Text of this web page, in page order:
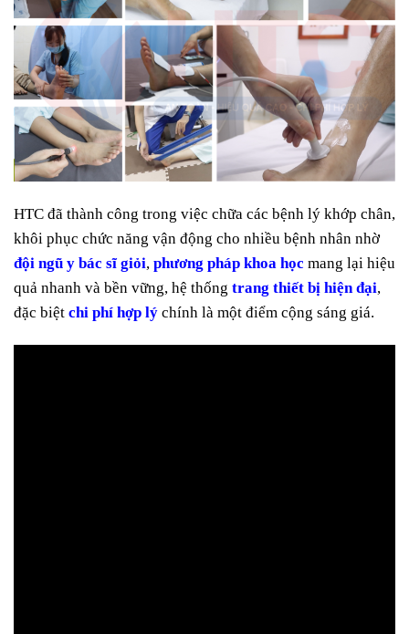
HTC đã thành công trong việc chữa các bệnh lý khớp chân,
khôi phục chức năng vận động cho nhiều bệnh nhân nhờ
đội ngũ y bác sĩ giỏi, phương pháp khoa học mang lại hiệu
quả nhanh và bền vững, hệ thống trang thiết bị hiện đại,
đặc biệt chi phí hợp lý chính là một điểm cộng sáng giá.